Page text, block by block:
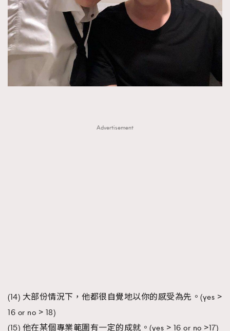
Advertisement
(14) 大部份情況下，他都很自覺地以你的感受為先。(yes >
16 or no > 18)
(15) 他在某個專業範圍有一定的成就。(yes > 16 or no >17)